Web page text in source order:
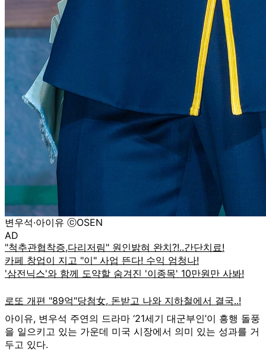
변우석·아이유 ⓒOSEN
AD
아이유, 변우석 주연의 드라마 ‘21세기 대군부인’이 흥행 돌풍
을 일으키고 있는 가운데 미국 시장에서 의미 있는 성과를 거
두고 있다.